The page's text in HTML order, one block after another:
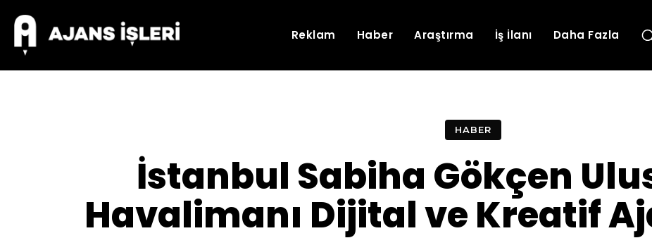
Reklam Haber Araştırma İş İlanı Daha Fazla
HABER
İstanbul Sabiha Gökçen
Havalimanı Dijital ve Kreatif